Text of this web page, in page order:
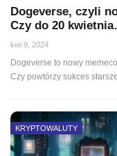
Dogeverse, czyli
Czy do 20
kwi 9, 2024
Dogeverse to nowy
Czy powtórzy sukces
KRYPTOWALUTY